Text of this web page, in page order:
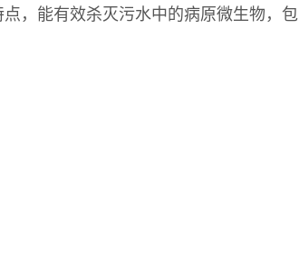
，能有效杀灭污水中的病原微生物，包